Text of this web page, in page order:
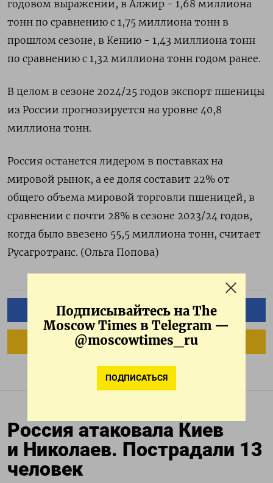
Подписывайтесь на The
Moscow Times в Telegram —
@moscowtimes_ru
ПОДПИСАТЬСЯ
годовом выражении, в Алжир - 1,68 миллиона
тонн по сравнению с 1,75 миллиона тонн в
прошлом сезоне, в Кению - 1,43 миллиона тонн
по сравнению с 1,32 миллиона тонн годом ранее.
В целом в сезоне 2024/25 годов экспорт пшеницы
из России прогнозируется на уровне 40,8
миллиона тонн.
Россия останется лидером в поставках на
мировой рынок, а ее доля составит 22% от
общего объема мировой торговли пшеницей, в
сравнении с почти 28% в сезоне 2023/24 годов,
когда было ввезено 55,5 миллиона тонн, считает
Русагротранс. (Ольга Попова)
ПОДПИСАТЬСЯ НА ТЕЛЕГРАМ
ПОДПИСАТЬСЯ В GOOGLE
Россия атаковала Киев
и Николаев. Пострадали 13
человек